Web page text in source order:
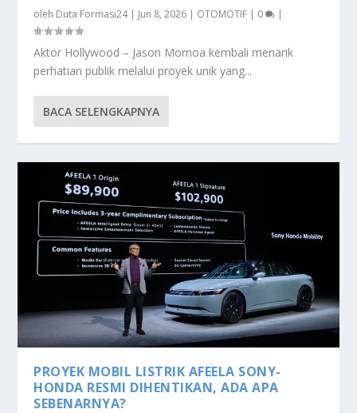
oleh Duta Formasi24| Jun 8, 2026 | OTOMOTIF | 0 |
Aktor Hollywood – Jason Momoa kembali menarik
perhatian publik melalui proyek unik yang...
BACA SELENGKAPNYA
PROYEK MOBIL LISTRIK AFEELA SONY-
HONDA RESMI DIHENTIKAN, ADA APA
SEBENARNYA?